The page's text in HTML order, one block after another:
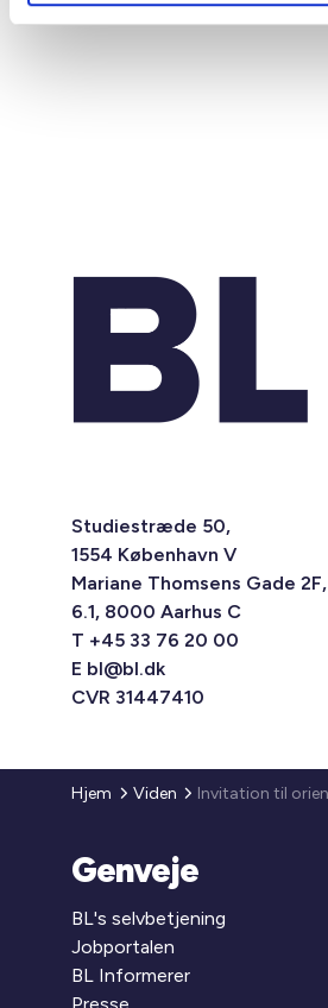
Studiestræde 50,
1554 København V
Mariane Thomsens Gade 2F,
6.1, 8000 Aarhus C
T +45 33 76 20 00
E bl@bl.dk
CVR 31447410
Hjem Viden
Genveje
BL's selvbetjening
Jobportalen
BL Informerer